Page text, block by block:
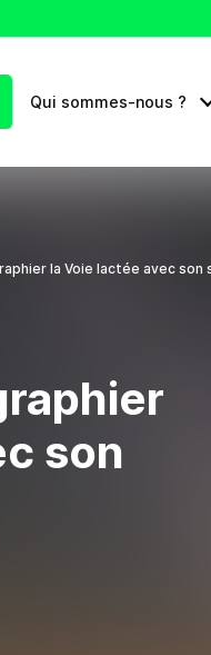
Qui sommes-nous ?
la Voie lactée avec son
son